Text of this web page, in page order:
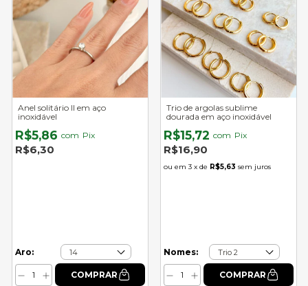
Anel solitário II em aço
inoxidável
R$5,86 com Pix
R$6,30
Aro:
Trio de argolas sublime
dourada em aço inoxidável
R$15,72 com Pix
R$16,90
3 x de R$5,63 sem juros
Nomes: